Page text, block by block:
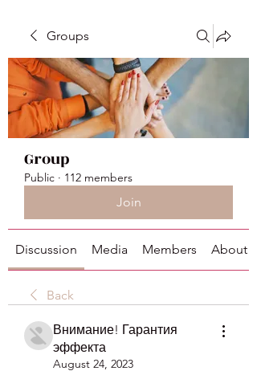
Groups
Group
Public · 112 members
Join
Discussion Media Members About
Back
Внимание! Гарантия
эффекта
August 24, 2023